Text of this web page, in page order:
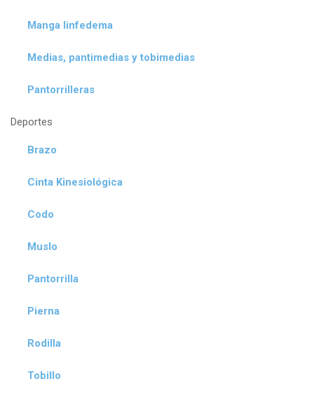
Manga linfedema
Medias, pantimedias y tobimedias
Pantorrilleras
Deportes
Brazo
Cinta Kinesiológica
Codo
Muslo
Pantorrilla
Pierna
Rodilla
Tobillo